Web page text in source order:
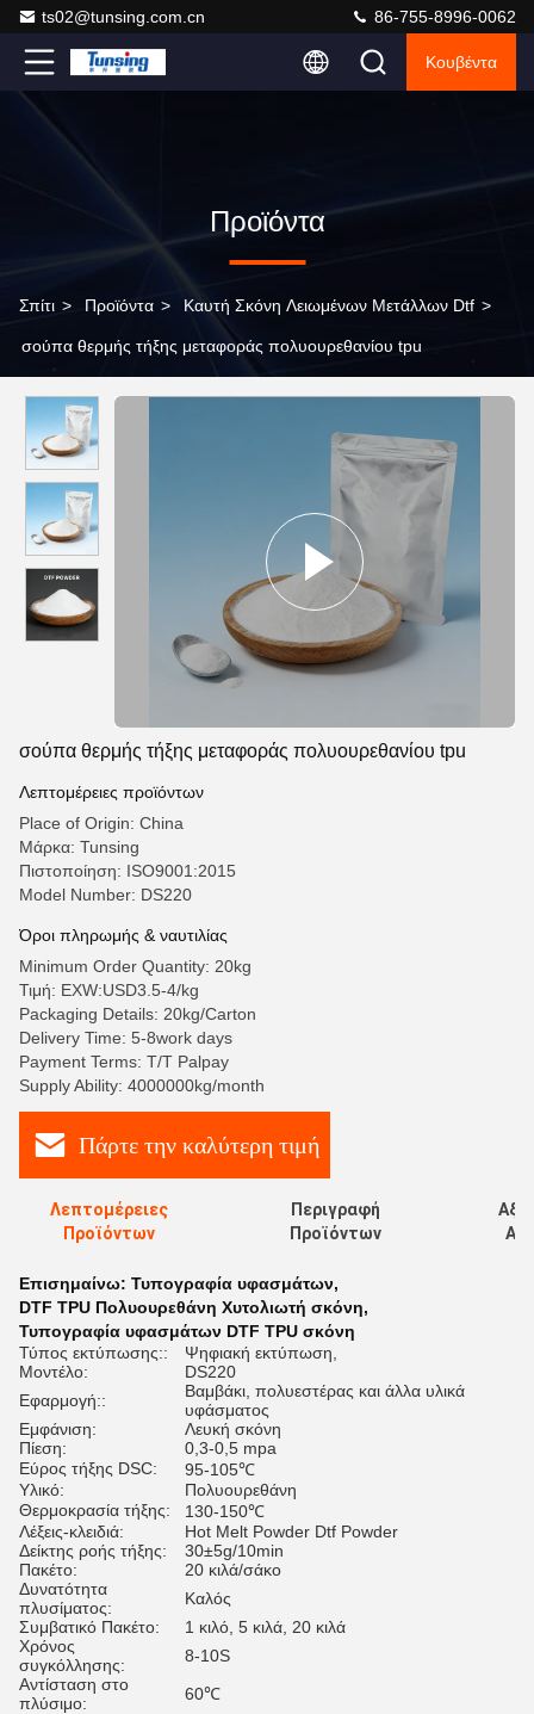
ts02@tunsing.com.cn 86-755-8996-0062
Κουβέντα
Προϊόντα
Σπίτι > Προϊόντα > Καυτή Σκόνη Λειωμένων Μετάλλων Dtf >
σούπα θερμής τήξης μεταφοράς πολυουρεθανίου tpu
σούπα θερμής τήξης μεταφοράς πολυουρεθανίου tpu
Λεπτομέρειες προϊόντων
Place of Origin: China
Μάρκα: Tunsing
Πιστοποίηση: ISO9001:2015
Model Number: DS220
Όροι πληρωμής & ναυτιλίας
Minimum Order Quantity: 20kg
Τιμή: EXW:USD3.5-4/kg
Packaging Details: 20kg/Carton
Delivery Time: 5-8work days
Payment Terms: T/T Palpay
Supply Ability: 4000000kg/month
Πάρτε την καλύτερη τιμή
Λεπτομέρειες
Προϊόντων
Περιγραφή
Προϊόντων
Επισημαίνω: Τυπογραφία υφασμάτων,
DTF TPU Πολυουρεθάνη Χυτολιωτή σκόνη,
Τυπογραφία υφασμάτων DTF TPU σκόνη
Τύπος εκτύπωσης::
Ψηφιακή εκτύπωση,
Μοντέλο:
DS220
Εφαρμογή::
Βαμβάκι, πολυεστέρας και άλλα υλικά
υφάσματος
Εμφάνιση:
Λευκή σκόνη
Πίεση:
0,3-0,5 mpa
Εύρος τήξης DSC:
95-105℃
Υλικό:
Πολυουρεθάνη
Θερμοκρασία τήξης:
130-150℃
Λέξεις-κλειδιά:
Hot Melt Powder Dtf Powder
Δείκτης ροής τήξης:
30±5g/10min
Πακέτο:
20 κιλά/σάκο
Δυνατότητα
πλυσίματος:
Καλός
Συμβατικό Πακέτο:
1 κιλό, 5 κιλά, 20 κιλά
Χρόνος
συγκόλλησης:
8-10S
Αντίσταση στο
πλύσιμο:
60℃